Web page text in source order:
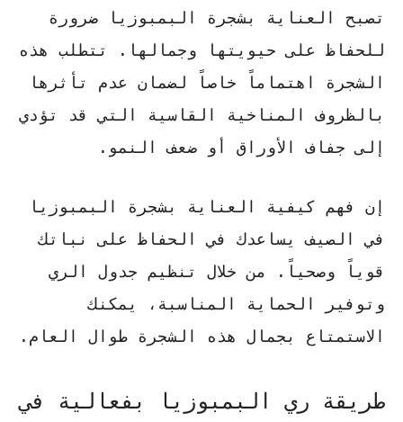
تصبح العناية بشجرة البمبوزيا
ضرورة
للحفاظ على حيويتها وجمالها. تتطلب هذه
الشجرة اهتماماً خاصاً لضمان عدم تأثرها
بالظروف المناخية القاسية التي قد تؤدي
إلى جفاف الأوراق أو ضعف النمو.
إن فهم كيفية العناية بشجرة البمبوزيا
في الصيفيساعدك في الحفاظ على نباتك
قوياً وصحياً. من خلال تنظيم جدول الري
وتوفير الحماية المناسبة، يمكنك
الاستمتاع بجمال هذه الشجرة طوال العام.
طريقة ري البمبوزيا بفعالية في